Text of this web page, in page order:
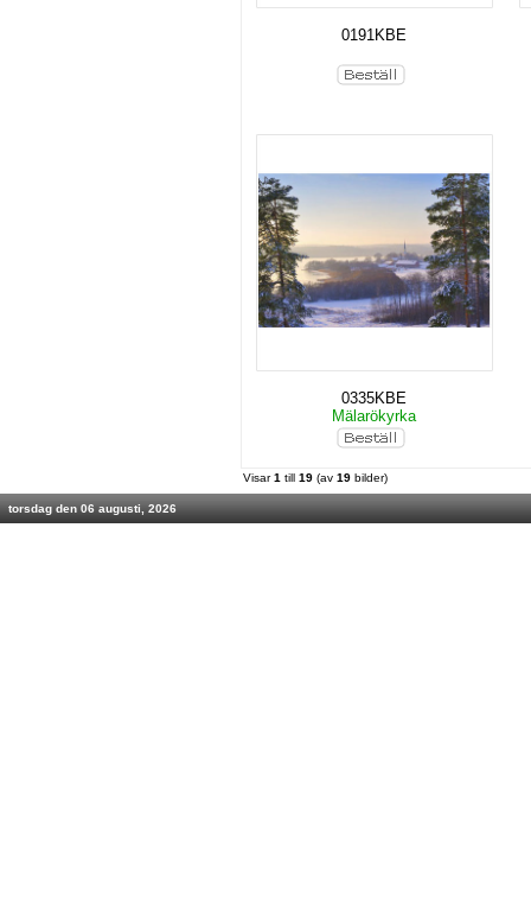
0191KBE
0335KBE
Mälarökyrka
Visar1 till 19 (av 19 bilder)
torsdag den 06 augusti, 2026